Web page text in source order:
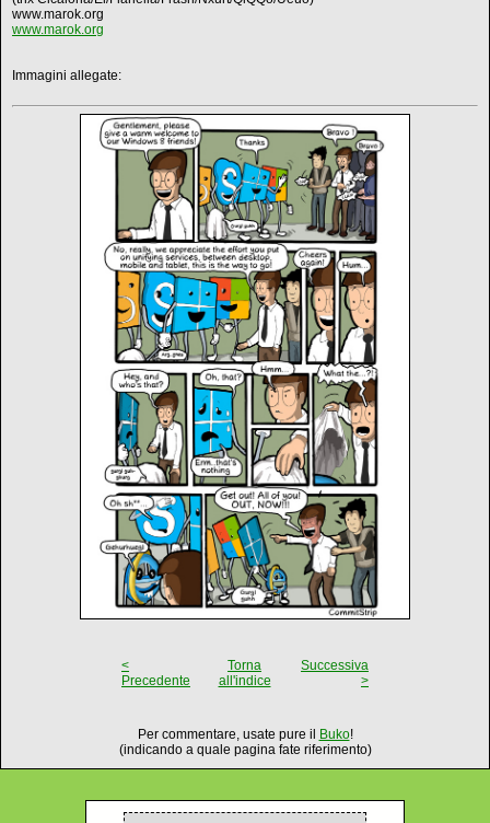
www.marok.org
www.marok.org
Immagini allegate:
<
Precedente
Torna
all'indice
Successiva
>
Per commentare, usate pure il Buko!
(indicando a quale pagina fate riferimento)